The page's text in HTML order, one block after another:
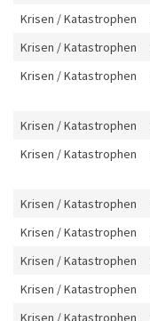
Krisen / Katastrophen
Krisen / Katastrophen
Krisen / Katastrophen
Krisen / Katastrophen
Krisen / Katastrophen
Krisen / Katastrophen
Krisen / Katastrophen
Krisen / Katastrophen
Krisen / Katastrophen
Krisen / Katastrophen